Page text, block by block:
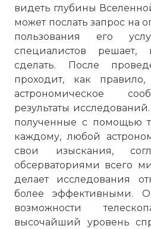
видеть глубины
может послать запрос на
пользования его
специалистов
сделать. После
проходит, как
астрономическое
результаты
полученные с помощью
каждому, любой
свои изыскания,
обсерваториями всего
делает исследования
более эффективными.
возможности
высочайший уровень